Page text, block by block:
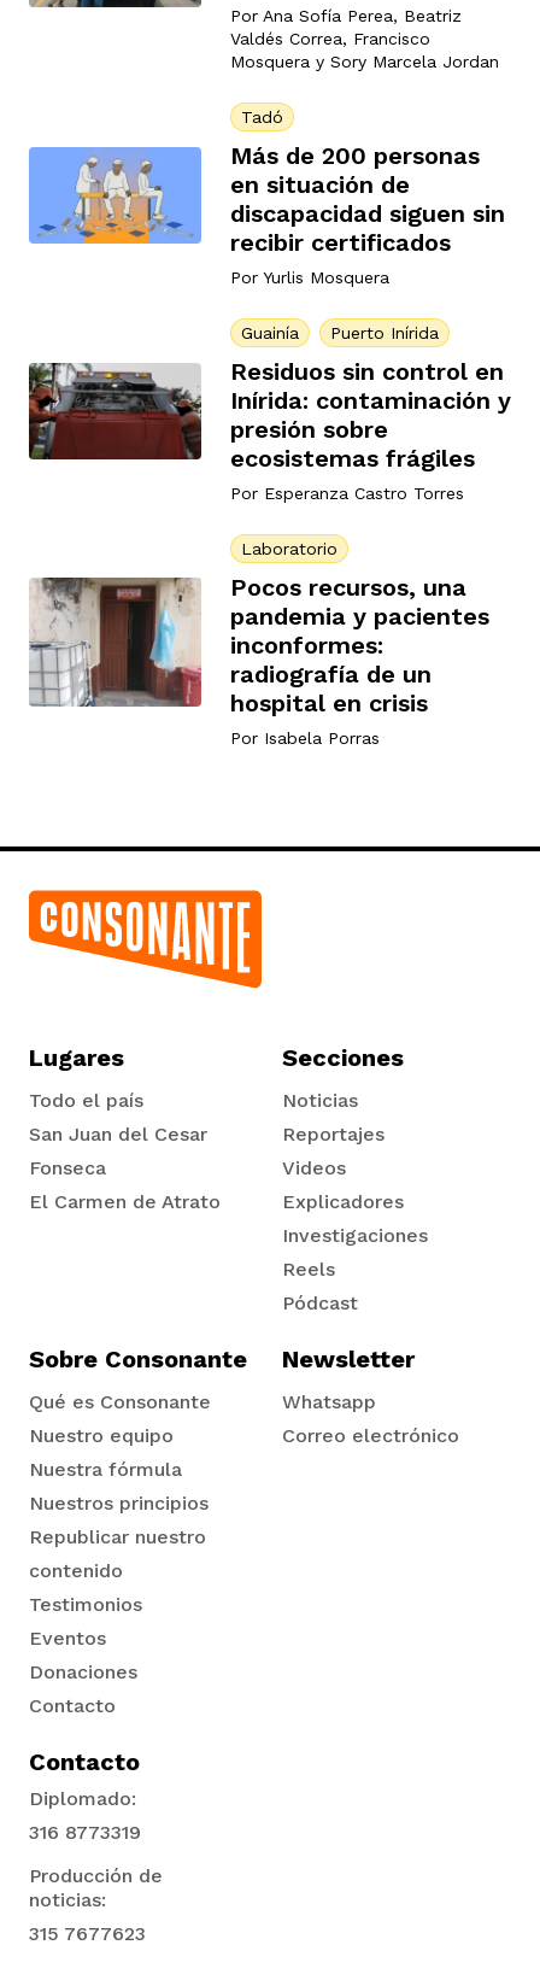
Por Ana Sofía Perea, Beatriz
Valdés Correa, Francisco
Mosquera y Sory Marcela Jordan
Tadó
Más de 200 personas
en situación de
discapacidad siguen sin
recibir certificados
Por Yurlis Mosquera
Guainía Puerto Inírida
Residuos sin control en
Inírida: contaminación y
presión sobre
ecosistemas frágiles
Por Esperanza Castro Torres
Laboratorio
Pocos recursos, una
pandemia y pacientes
inconformes:
radiografía de un
hospital en crisis
Por Isabela Porras
Lugares
Todo el país
San Juan del Cesar
Fonseca
El Carmen de Atrato
Secciones
Noticias
Reportajes
Videos
Explicadores
Investigaciones
Reels
Pódcast
Sobre Consonante
Qué es Consonante
Nuestro equipo
Nuestra fórmula
Nuestros principios
Republicar nuestro
contenido
Testimonios
Eventos
Donaciones
Contacto
Newsletter
Whatsapp
Correo electrónico
Contacto
Diplomado:
316 8773319
Producción de
noticias:
315 7677623